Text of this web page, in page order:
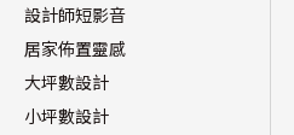
設計師短影音
居家佈置靈感
大坪數設計
小坪數設計